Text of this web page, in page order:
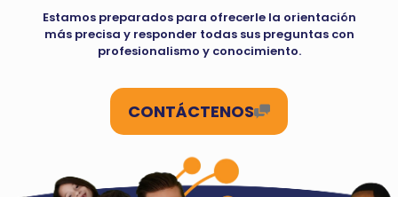
Estamos preparados para ofrecerle la orientación
más precisa y responder todas sus preguntas con
profesionalismo y conocimiento.
CONTÁCTENOS